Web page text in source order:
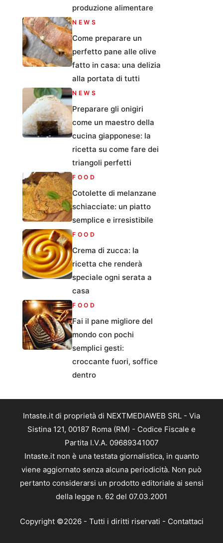
produzione alimentare
NEWS
Come preparare un
perfetto pane alle olive
fatto in casa: una delizia
alla portata di tutti
NEWS
Preparare gli onigiri
come un maestro della
cucina giapponese: la
ricetta su come fare dei
triangoli perfetti
FOOD
Cotolette di melanzane
schiacciate: un piatto
semplice e irresistibile
FOOD
Crema di zucca: la
ricetta che renderà
speciale ogni serata a
casa
FOOD
Fai il pane migliore del
mondo con pochi
semplici gesti:
croccante fuori, soffice
dentro
Intaste.it di proprietà di NEXTMEDIAWEB SRL - Via
Sistina 121, 00187 Roma (RM) - Codice Fiscale e
Partita I.V.A. 09689341007
Intaste.it non è una testata giornalistica, in quanto
viene aggiornato senza alcuna periodicità. Non può
pertanto considerarsi un prodotto editoriale ai sensi
della legge n. 62 del 07.03.2001
Copyright ©2026 - Tutti i diritti riservati - Contattaci